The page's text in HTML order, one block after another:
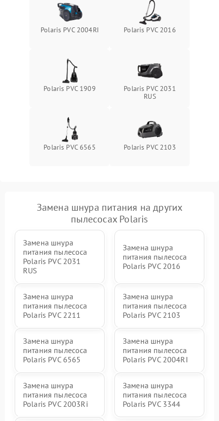
Polaris PVC 2004RI Polaris PVC 2016
Polaris PVC 1909
Polaris PVC 2031
RUS
Polaris PVC 6565 Polaris PVC 2103
Замена шнура питания на других
пылесосах Polaris
Замена шнура
питания пылесоса
Polaris PVC 2031
RUS
Замена шнура
питания пылесоса
Polaris PVC 2016
Замена шнура
питания пылесоса
Polaris PVC 2211
Замена шнура
питания пылесоса
Polaris PVC 2103
Замена шнура
питания пылесоса
Polaris PVC 6565
Замена шнура
питания пылесоса
Polaris PVC 2004RI
Замена шнура
питания пылесоса
Polaris PVC 2003Ri
Замена шнура
питания пылесоса
Polaris PVC 3344